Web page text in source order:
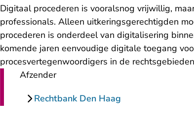
Digitaal procederen is vooralsnog vrijwillig,
professionals. Alleen uitkeringsgerechtigden
procederen is onderdeel van digitalisering
komende jaren eenvoudige digitale toegang
procesvertegenwoordigers in de rechtsgebieden
Afzender
Rechtbank Den Haag